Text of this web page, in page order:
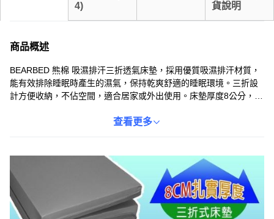
4)
貨說明
商品概述
BEARBED 熊棉 吸濕排汗三折透氣床墊，採用優質吸濕排汗材質，
能有效排除睡眠時產生的濕氣，保持乾爽舒適的睡眠環境。三折設
計方便收納，不佔空間，適合居家或外出使用。床墊厚度8公分，提
尚，易於搭配各種居家風格。台灣製造，品質保證，讓您安心享受
查看更多